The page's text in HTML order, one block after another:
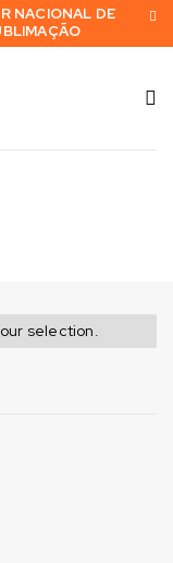
NACIONAL DE
selection.